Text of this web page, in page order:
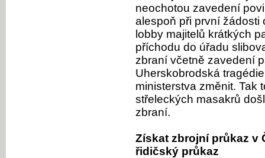
neochotou zavedení
alespoň při první
lobby majitelů krátkých
příchodu do úřadu
zbraní včetně zavedení
Uherskobrodská
ministerstva změnit. Tak
střeleckých masakrů
zbraní.
Získat zbrojní průkaz v
řidičský průkaz